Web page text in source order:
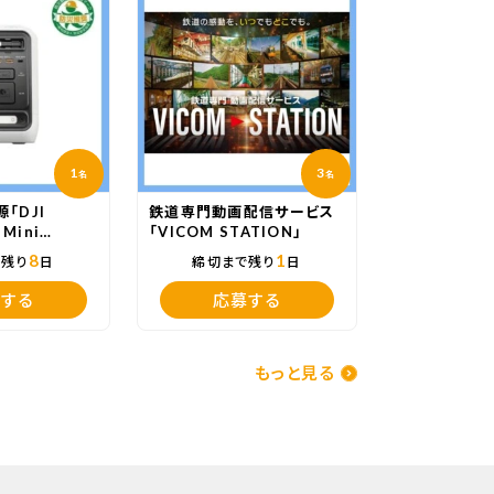
1名
「DJI
Mini
り 8日
る
3名
鉄道専門動画配信サービス
「VICOM STATION」
締切まで残り 1 日
応募する
もっと見る